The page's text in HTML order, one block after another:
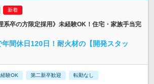
系卒の方限定採用》未経験OK！住宅・家族手当完
間休日120日！耐火材の【開発スタッ
験OK 第二新卒歓迎 転勤なし